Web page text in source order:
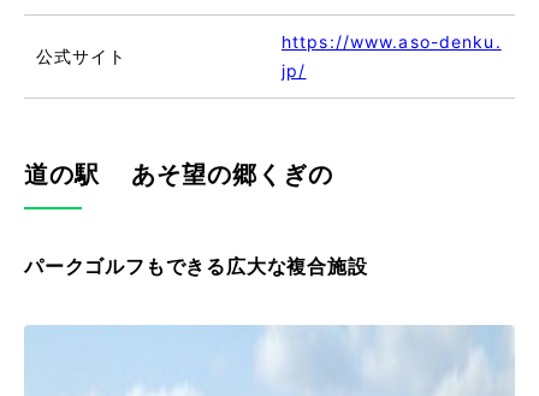
公式サイト
https://www.aso-denku.
jp/
道の駅 あそ望の郷くぎの
パークゴルフもできる広大な複合施設